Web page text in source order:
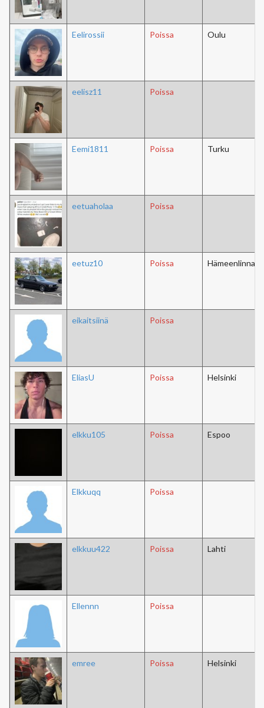
Eelirossii Poissa Oulu
eelisz11 Poissa
Eemi1811 Poissa Turku
eetuaholaa Poissa
eetuz10 Poissa Hämeenlinna
eikaitsiinä Poissa
EliasU Poissa Helsinki
elkku105 Poissa Espoo
Elkkuqq Poissa
elkkuu422 Poissa Lahti
Ellennn Poissa
emree Poissa Helsinki